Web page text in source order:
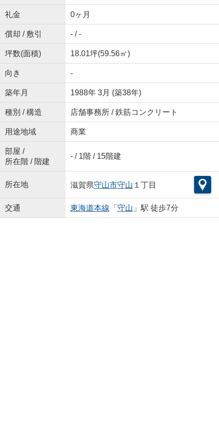
礼金 0ヶ月
償却 / 敷引 - / -
坪数(面積) 18.01坪(59.56㎡)
向き -
築年月 1988年 3月 (築38年)
種別 / 構造 店舗事務所 / 鉄筋コンクリート
用途地域 商業
部屋 /
所在階 / 階建
- / 1階 / 15階建
所在地 滋賀県守山市守山 １丁目
交通 東海道本線 「 守山 」駅 徒歩7分